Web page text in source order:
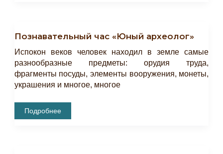
Познавательный час «Юный археолог»
Испокон веков человек находил в земле самые
разнообразные предметы: орудия труда,
фрагменты посуды, элементы вооружения, монеты,
украшения и многое, многое
Познавательный
Час
Подробнее